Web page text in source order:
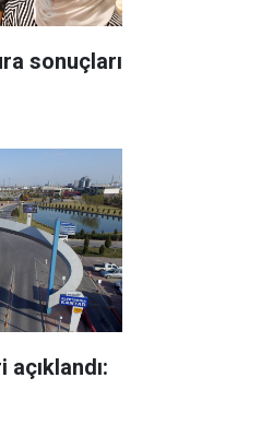
sonuçları